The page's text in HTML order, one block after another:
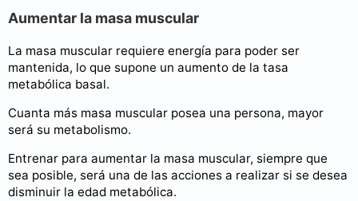
Aumentar la masa muscular
La masa muscular requiere energía para poder ser
mantenida, lo que supone un aumento de la tasa
metabólica basal.
Cuanta más masa muscular posea una persona, mayor
será su metabolismo.
Entrenar para aumentar la masa muscular, siempre que
sea posible, será una de las acciones a realizar si se desea
disminuir la edad metabólica.